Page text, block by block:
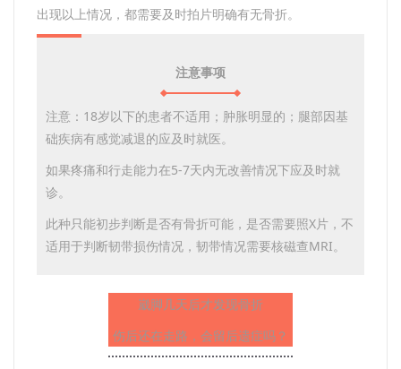
出现以上情况，都需要及时拍片明确有无骨折。
注意事项
注意：18岁以下的患者不适用；肿胀明显的；腿部因基
础疾病有感觉减退的应及时就医。
如果疼痛和行走能力在5-7天内无改善情况下应及时就
诊。
此种只能初步判断是否有骨折可能，是否需要照X片，不
适用于判断韧带损伤情况，韧带情况需要核磁查MRI。
崴脚几天后才发现骨折
伤后还在走路，会留后遗症吗？